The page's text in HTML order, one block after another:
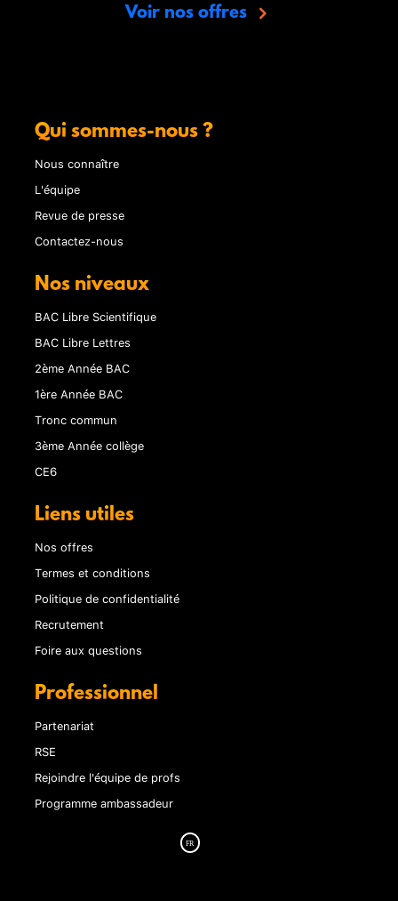
Voir nos offres
Qui sommes-nous ?
Nous connaître
L'équipe
Revue de presse
Contactez-nous
Nos niveaux
BAC Libre Scientifique
BAC Libre Lettres
2ème Année BAC
1ère Année BAC
Tronc commun
3ème Année collège
CE6
Liens utiles
Nos offres
Termes et conditions
Politique de confidentialité
Recrutement
Foire aux questions
Professionnel
Partenariat
RSE
Rejoindre l'équipe de profs
Programme ambassadeur